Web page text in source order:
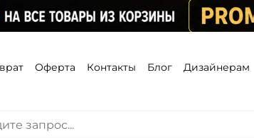
Оферта Контакты Блог Дизайнерам